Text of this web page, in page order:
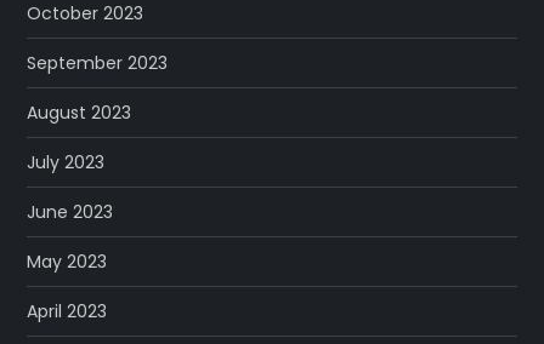
October 2023
September 2023
August 2023
July 2023
June 2023
May 2023
April 2023